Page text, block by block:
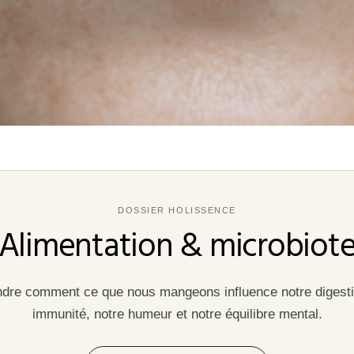
DOSSIER HOLISSENCE
&
comment ce que nous mangeons influence notre
immunité, notre humeur et notre équilibre mental.